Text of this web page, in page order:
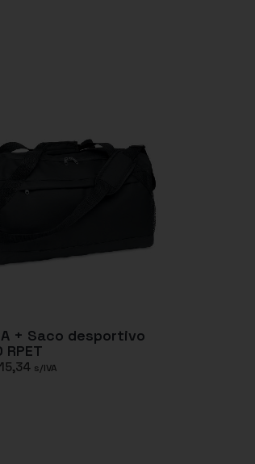
+ Saco desportivo
RPET
15,34 s/IVA